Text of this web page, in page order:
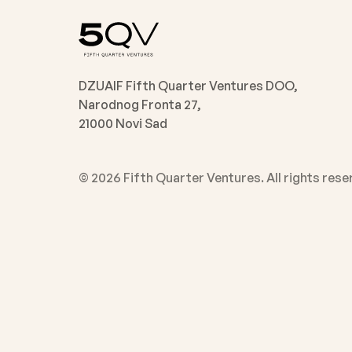
DZUAIF Fifth Quarter Ventures DOO,
Narodnog Fronta 27,
21000 Novi Sad
© 2026 Fifth Quarter Ventures. All rights